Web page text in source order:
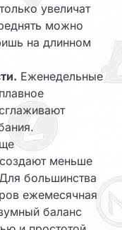
увеличат
можно
на длинном
Еженедельные
меньше
большинства
ежемесячная
баланс